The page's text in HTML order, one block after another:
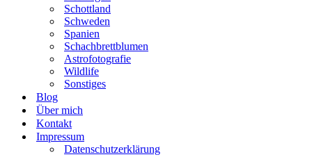
Schottland
Schweden
Spanien
Schachbrettblumen
Astrofotografie
Wildlife
Sonstiges
Blog
Über mich
Kontakt
Impressum
Datenschutzerklärung